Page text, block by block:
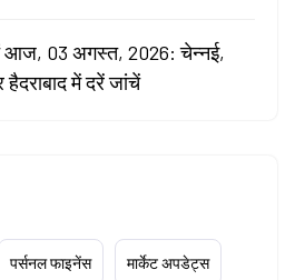
आज, 03 अगस्त, 2026: चेन्नई,
में दरें जांचें
पर्सनल फाइनेंस मार्केट अपडेट्स